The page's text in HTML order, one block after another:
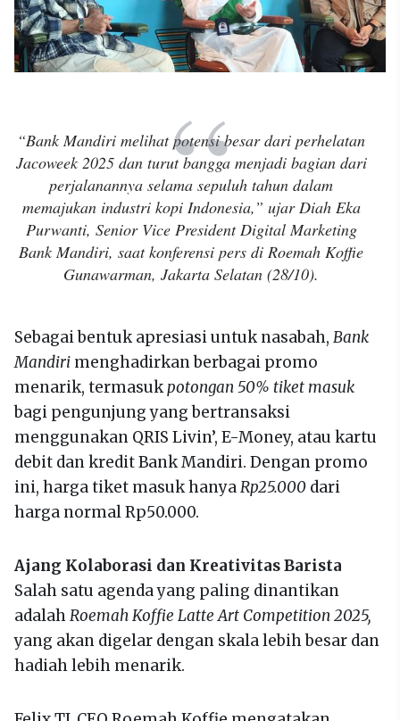
“Bank Mandiri melihat potensi besar dari perhelatan
Jacoweek 2025 dan turut bangga menjadi bagian dari
perjalanannya selama sepuluh tahun dalam
memajukan industri kopi Indonesia,” ujar Diah Eka
Purwanti, Senior Vice President Digital Marketing
Bank Mandiri, saat konferensi pers di Roemah Koffie
Gunawarman, Jakarta Selatan (28/10).
Sebagai bentuk apresiasi untuk nasabah, Bank
Mandiri menghadirkan berbagai promo
menarik, termasukpotongan 50% tiket masuk
bagi pengunjung yang bertransaksi
menggunakan QRIS Livin’, E-Money, atau kartu
debit dan kredit Bank Mandiri. Dengan promo
ini, harga tiket masuk hanyaRp25.000 dari
harga normal Rp50.000.
Ajang Kolaborasi dan Kreativitas Barista
Salah satu agenda yang paling dinantikan
adalahRoemah Koffie Latte Art Competition 2025,
yang akan digelar dengan skala lebih besar dan
hadiah lebih menarik.